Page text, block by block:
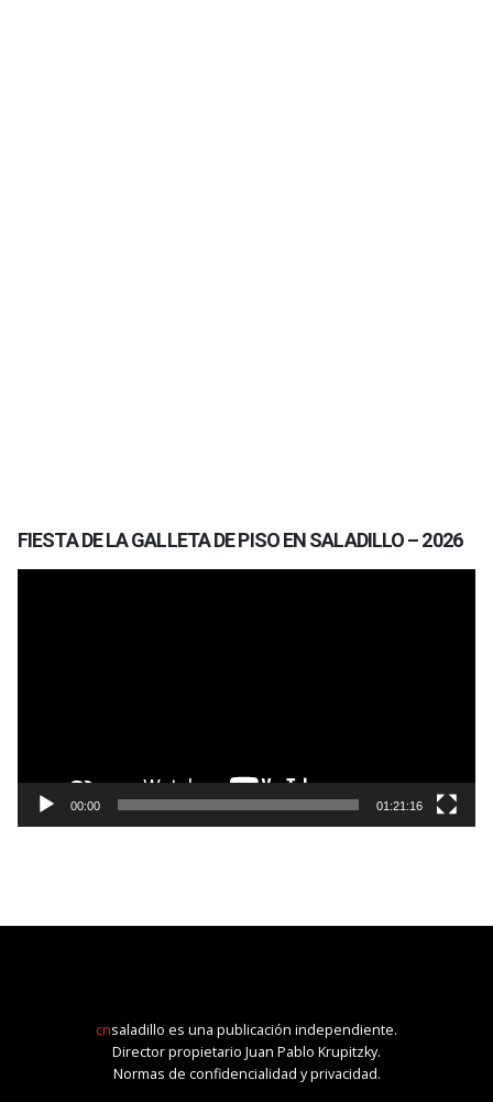
FIESTA DE LA GALLETA DE PISO EN SALADILLO – 2026
00:00 01:21:16
cnsaladillo es una publicación independiente.
Director propietario Juan Pablo Krupitzky.
Normas de confidencialidad y privacidad.